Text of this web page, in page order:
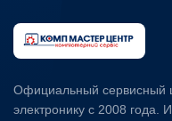
Официальный сервисный
электронику с 2008 года.